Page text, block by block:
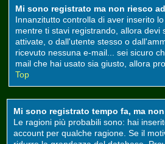
Mi sono registrato ma non riesco
Innanzitutto controlla di aver inserito
mentre ti stavi registrando, allora
attivate, o dall'utente stesso o
ricevuto nessuna e-mail... sei sicuro
mail che hai usato sia giusto, allora
Top
Mi sono registrato tempo fa, ma
Le ragioni più probabili sono: hai
account per qualche ragione. Se il